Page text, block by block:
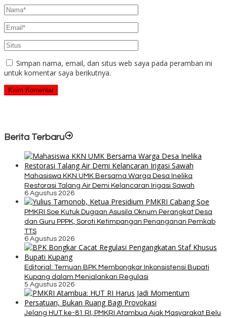
Simpan nama, email, dan situs web saya pada peramban ini
untuk komentar saya berikutnya.
Berita Terbaru
Mahasiswa KKN UMK Bersama Warga Desa Inelika
Restorasi Talang Air Demi Kelancaran Irigasi Sawah
6 Agustus 2026
PMKRI Soe Kutuk Dugaan Asusila Oknum Perangkat Desa
dan Guru PPPK, Soroti Ketimpangan Penanganan Pemkab
TTS
6 Agustus 2026
Editorial: Temuan BPK Membongkar Inkonsistensi Bupati
Kupang dalam Menjalankan Regulasi
5 Agustus 2026
Jelang HUT ke-81 RI, PMKRI Atambua Ajak Masyarakat Belu